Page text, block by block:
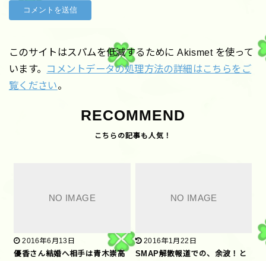
このサイトはスパムを低減するために Akismet を使って
います。 コメントデータの処理方法の詳細はこちらをご
覧ください。
RECOMMEND
2016年6月13日
優香さん結婚へ相手は青木崇高
2016年1月22日
SMAP解散報道での、余波！と